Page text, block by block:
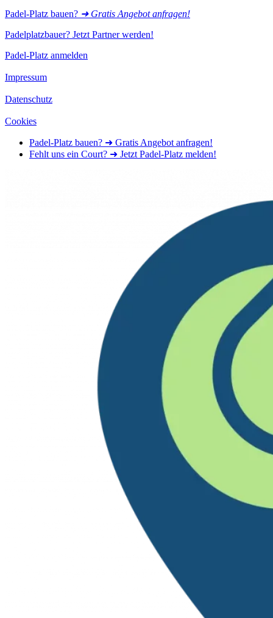
Padel-Platz bauen? ➜ Gratis Angebot anfragen!
Padelplatzbauer? Jetzt Partner werden!
Padel-Platz anmelden
Impressum
Datenschutz
Cookies
Padel-Platz bauen? ➜ Gratis Angebot anfragen!
Fehlt uns ein Court? ➜ Jetzt Padel-Platz melden!